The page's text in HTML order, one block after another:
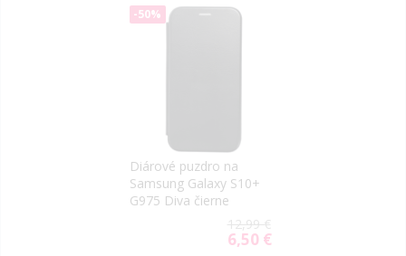
-50%
Diárové puzdro na
Samsung Galaxy S10+
G975 Diva čierne
12,99 €
Special
6,50 €